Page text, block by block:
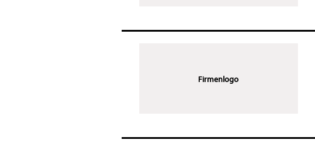
Firmenlogo